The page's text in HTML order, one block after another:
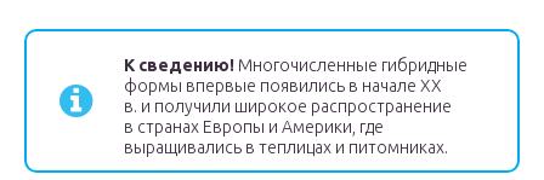
К сведению! Многочисленные гибридные
формы впервые появились в начале ХХ
в. и получили широкое распространение
в странах Европы и Америки, где
выращивались в теплицах и питомниках.